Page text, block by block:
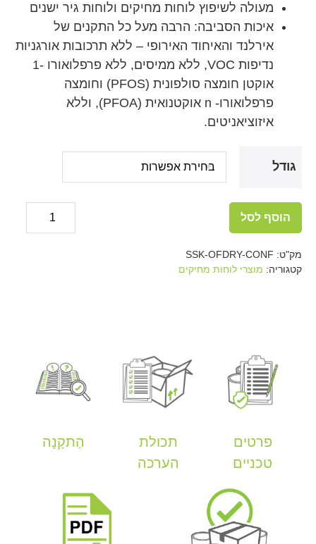
מעולה לשיפוץ לוחות מחיקים ולוחות גיר ישנים
איכות הסביבה: הרבה מעל כל התקנים של
אירלנד והאיחוד האירופי – ללא תרכובות אורגניות
נדיפות VOC, ללא ממיסים, ללא פרפלואורו -1
אוקטן חומצה סולפונית (PFOS) וחומצה
פרפלואורו- n אוקטנואית (PFOA), וללא
איזוציאניטים.
גודל
של
לבן
הוסף לסל
מק"ט: SSK-OFDRY-CONF
קטגוריה: מוצרי לוחות מחיקים
פרטים
טכניים
תכולת
הערכה
הַתקָנָה